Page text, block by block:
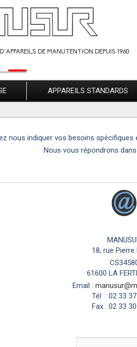
DE MANUTENTION DEPUIS 1960
APPAREILS STANDARDS
nous indiquer vos besoins
Nous vous répondrons
18, rue Pierre
61600 LA
Email :
Tél : 02 33
Fax : 02 33